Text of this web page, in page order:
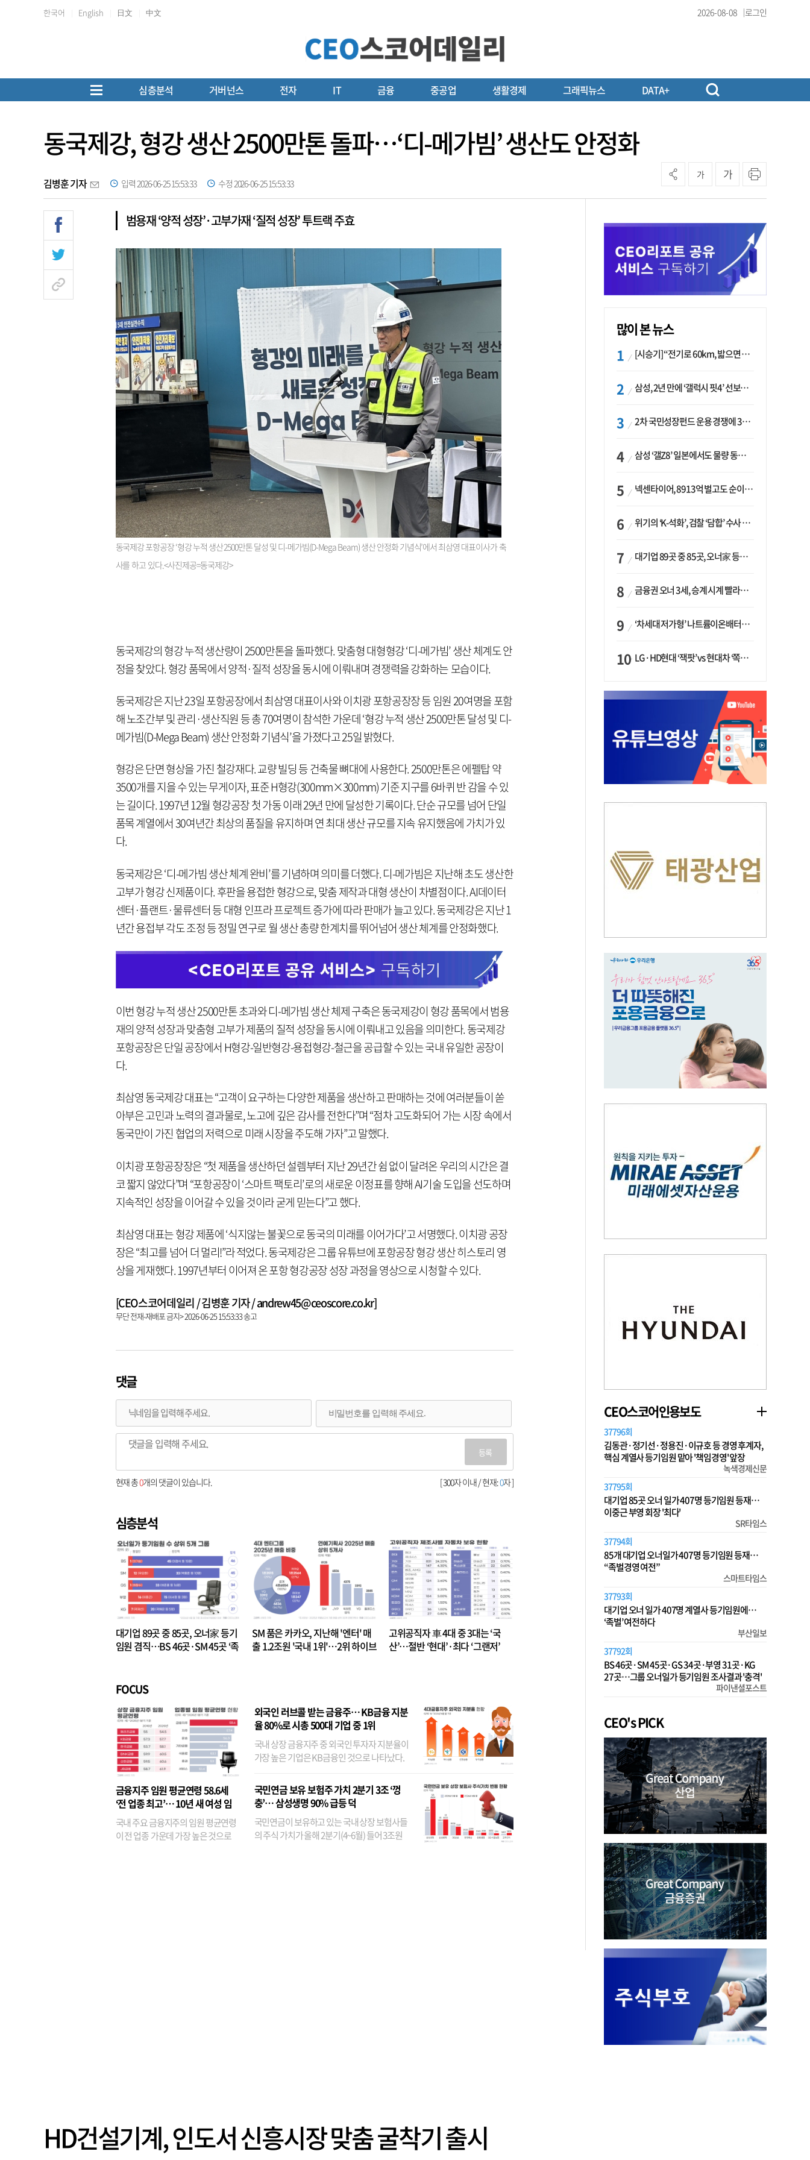
한국어 English 日文 中文 2026-08-08 로그인
심층분석 거버넌스 전자 IT 금융 중공업 생활경제 그래픽뉴스 DATA+
동국제강, 형강 생산 2500만톤 돌파…‘디-메가빔’ 생산도 안정화
김병훈 기자 입력 2026-06-25 15:53:33 수정 2026-06-25 15:53:33
가 가
범용재 ‘양적 성장’·고부가재 ‘질적 성장’ 투트랙 주효
동국제강 포항공장 ‘형강 누적 생산 2500만톤 달성 및 디-메가빔(D-Mega Beam) 생산 안정화 기념식’에서 최삼영 대표이사가 축
사를 하고 있다.<사진제공=동국제강>
동국제강의 형강 누적 생산량이 2500만톤을 돌파했다. 맞춤형 대형형강 ‘디-메가빔’ 생산 체계도 안
정을 찾았다. 형강 품목에서 양적·질적 성장을 동시에 이뤄내며 경쟁력을 강화하는 모습이다.
동국제강은 지난 23일 포항공장에서 최삼영 대표이사와 이치광 포항공장장 등 임원 20여명을 포함
해 노조간부 및 관리·생산직원 등 총 70여명이 참석한 가운데 ‘형강 누적 생산 2500만톤 달성 및 디-
메가빔(D-Mega Beam) 생산 안정화 기념식’을 가졌다고 25일 밝혔다.
형강은 단면 형상을 가진 철강재다. 교량 빌딩 등 건축물 뼈대에 사용한다. 2500만톤은 에펠탑 약
3500개를 지을 수 있는 무게이자, 표준 H형강(300mm×300mm) 기준 지구를 6바퀴 반 감을 수 있
는 길이다. 1997년 12월 형강공장 첫 가동 이래 29년 만에 달성한 기록이다. 단순 규모를 넘어 단일
품목 계열에서 30여년간 최상의 품질을 유지하며 연 최대 생산 규모를 지속 유지했음에 가치가 있
다.
동국제강은 ‘디-메가빔 생산 체계 완비’를 기념하며 의미를 더했다. 디-메가빔은 지난해 초도 생산한
고부가 형강 신제품이다. 후판을 용접한 형강으로, 맞춤 제작과 대형 생산이 차별점이다. AI데이터
센터·플랜트·물류센터 등 대형 인프라 프로젝트 증가에 따라 판매가 늘고 있다. 동국제강은 지난 1
년간 용접부 각도 조정 등 정밀 연구로 월 생산 총량 한계치를 뛰어넘어 생산 체계를 안정화했다.
이번 형강 누적 생산 2500만톤 초과와 디-메가빔 생산 체제 구축은 동국제강이 형강 품목에서 범용
재의 양적 성장과 맞춤형 고부가 제품의 질적 성장을 동시에 이뤄내고 있음을 의미한다. 동국제강
포항공장은 단일 공장에서 H형강-일반형강-용접형강-철근을 공급할 수 있는 국내 유일한 공장이
다.
최삼영 동국제강 대표는 “고객이 요구하는 다양한 제품을 생산하고 판매하는 것에 여러분들이 쏟
아부은 고민과 노력의 결과물로, 노고에 깊은 감사를 전한다”며 “점차 고도화되어 가는 시장 속에서
동국만이 가진 협업의 저력으로 미래 시장을 주도해 가자”고 말했다.
이치광 포항공장장은 “첫 제품을 생산하던 설렘부터 지난 29년간 쉼 없이 달려온 우리의 시간은 결
코 짧지 않았다”며 “포항공장이 ‘스마트 팩토리’로의 새로운 이정표를 향해 AI기술 도입을 선도하며
지속적인 성장을 이어갈 수 있을 것이라 굳게 믿는다”고 했다.
최삼영 대표는 형강 제품에 ‘식지않는 불꽃으로 동국의 미래를 이어가다’고 서명했다. 이치광 공장
장은 “최고를 넘어 더 멀리!”라 적었다. 동국제강은 그룹 유튜브에 포항공장 형강 생산 히스토리 영
상을 게재했다. 1997년부터 이어져 온 포항 형강공장 성장 과정을 영상으로 시청할 수 있다.
[CEO스코어데일리 / 김병훈 기자 / andrew45@ceoscore.co.kr]
무단 전재-재배포 금지> 2026-06-25 15:53:33 송고
댓글
등록
[ 300자 이내 / 현재:0자 ]
현재 총0개의 댓글이 있습니다.
심층분석
대기업 89곳 중 85곳, 오너家 등기
임원 겸직…BS 46곳·SM 45곳 ‘족
SM 품은 카카오, 지난해 '엔터' 매
출 1.2조원 '국내 1위'…2위 하이브
고위공직자 車 4대 중 3대는 ‘국
산’…절반 ‘현대’·최다 ‘그랜저’
FOCUS
금융지주 임원 평균연령 58.6세
‘전 업종 최고’… 10년 새 여성 임
원은 14배 껑충
국내 주요 금융지주의 임원 평균연령
이 전 업종 가운데 가장 높은 것으로
외국인 러브콜 받는 금융주… KB금융 지분
율 80%로 시총 500대 기업 중 1위
국내 상장 금융지주 중 외국인 투자자 지분율이
가장 높은 기업은 KB금융인 것으로 나타났다.
융이었다. 특히 KB금융은 지난달 말 기준 해외
기관투자자 지분율이...
국민연금 보유 보험주 가치 2분기 3조 ‘껑
충’… 삼성생명 90% 급등 덕
국민연금이 보유하고 있는 국내 상장 보험사들
의 주식 가치가 올해 2분기(4~6월) 들어 3조원
많이 본 뉴스
[시승기] “전기로 60km, 밟으면 462마력”…볼보 XC60 T8의 두 얼굴
삼성, 2년 만에 ‘갤럭시 핏4’ 선보이나…웨어러블 생태계 확장 ‘시동’
2차 국민성장펀드 운용 경쟁에 33개사 몰렸다…신한·하나 등 새 얼굴 대거 합류
삼성 ‘갤Z8’ 일본에서도 물량 동났다…애플 참전 앞두고 선두 수성 ‘시험대’
넥센타이어, 8913억 벌고도 순이익 2억…유럽 세부담에 이익 증발
위기의 ‘K-석화’, 검찰 ‘담합’ 수사 착수…“LG·한화·롯데 등 7개 업체, 8개 제품 가격 담합”
대기업 89곳 중 85곳, 오너家 등기임원 겸직…BS 46곳·SM 45곳 ‘족벌경영’ 고착화
금융권 오너 3세, 승계 시계 빨라지나…한국투자 ‘속도’·미래에셋·메리츠는 ‘거리두기’
‘차세대 저가형’ 나트륨이온배터리 시대 오나…LG화학·에코프로, 상용화 속도낸다
LG·HD현대 ‘잭팟’ vs 현대차 ‘쪽박’…글로벌 사모펀드, 韓 대기업 투자 ‘희비’
CEO스코어인용보도
37796회
김동관·정기선·정용진·이규호 등 경영 후계자,
핵심 계열사 등기임원 맡아 '책임경영' 앞장
녹색경제신문
37795회
대기업 85곳 오너 일가 407명 등기임원 등재…
이중근 부영 회장 '최다'
SR타임스
37794회
85개 대기업 오너일가 407명 등기임원 등재…
“족벌경영 여전”
스마트타임스
37793회
대기업 오너 일가 407명 계열사 등기임원에…
‘족벌’ 여전하다
부산일보
37792회
BS 46곳·SM 45곳·GS 34곳·부영 31곳·KG
27곳…그룹 오너일가 등기임원 조사결과 '충격'
파이낸셜포스트
CEO's PICK
HD건설기계, 인도서 신흥시장 맞춤 굴착기 출시